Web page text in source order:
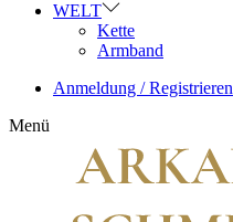
WELT
Kette
Armband
Anmeldung / Registrieren
Menü